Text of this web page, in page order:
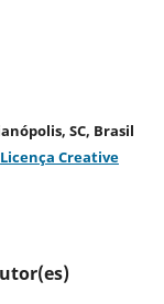
SC, Brasil
Licença Creative